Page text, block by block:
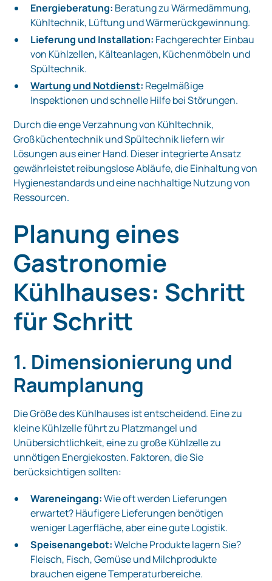
Energieberatung: Beratung zu Wärmedämmung,
Kühltechnik, Lüftung und Wärmerückgewinnung.
Lieferung und Installation: Fachgerechter Einbau
von Kühlzellen, Kälteanlagen, Küchenmöbeln und
Spültechnik.
Wartung und Notdienst: Regelmäßige
Inspektionen und schnelle Hilfe bei Störungen.
Durch die enge Verzahnung von Kühltechnik,
Großküchentechnik und Spültechnik liefern wir
Lösungen aus einer Hand. Dieser integrierte Ansatz
gewährleistet reibungslose Abläufe, die Einhaltung von
Hygienestandards und eine nachhaltige Nutzung von
Ressourcen.
Planung eines
Gastronomie
Kühlhauses: Schritt
für Schritt
1. Dimensionierung und
Raumplanung
Die Größe des Kühlhauses ist entscheidend. Eine zu
kleine Kühlzelle führt zu Platzmangel und
Unübersichtlichkeit, eine zu große Kühlzelle zu
unnötigen Energiekosten. Faktoren, die Sie
berücksichtigen sollten:
Wareneingang:Wie oft werden Lieferungen
erwartet? Häufigere Lieferungen benötigen
weniger Lagerfläche, aber eine gute Logistik.
Speisenangebot:Welche Produkte lagern Sie?
Fleisch, Fisch, Gemüse und Milchprodukte
brauchen eigene Temperaturbereiche.